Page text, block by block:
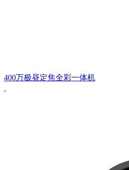
400万极昼定焦全彩一体机